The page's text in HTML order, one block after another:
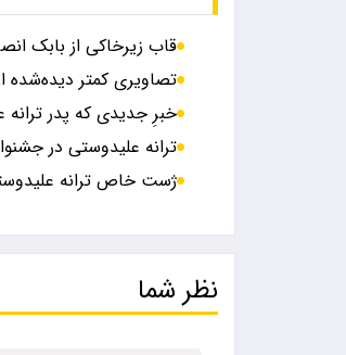
قاب زیرخاکی از بابک
تصاویری کمتر دیده‌شده
خبرِ جدیدی که پدر
ترانه علیدوستی در
ژست خاص ترانه
نظر شما